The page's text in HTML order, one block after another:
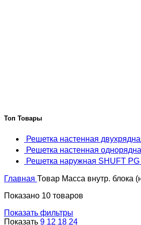
Топ Товары
Решетка настенная
Решетка настенная
Решетка наружная SHUFT PG
Главная Товар Масса внутр. блока
Показано 10 товаров
Показать фильтры
Показать 9 12 18 24